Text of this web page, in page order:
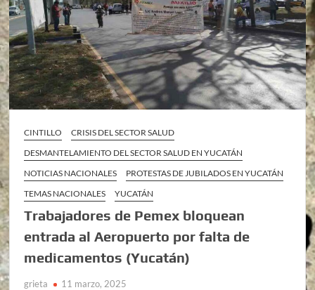
CINTILLO
CRISIS DEL SECTOR SALUD
DESMANTELAMIENTO DEL SECTOR SALUD EN YUCATÁN
NOTICIAS NACIONALES
PROTESTAS DE JUBILADOS EN YUCATÁN
TEMAS NACIONALES
YUCATÁN
Trabajadores de Pemex bloquean
entrada al Aeropuerto por falta de
medicamentos (Yucatán)
grieta 11 marzo, 2025